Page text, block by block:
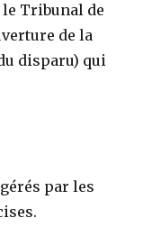
le Tribunal de
de la
disparu) qui
par les